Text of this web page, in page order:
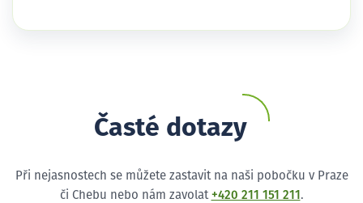
Časté dotazy
Při nejasnostech se můžete zastavit na naši pobočku v Praze
či Chebu nebo nám zavolat +420 211 151 211 .